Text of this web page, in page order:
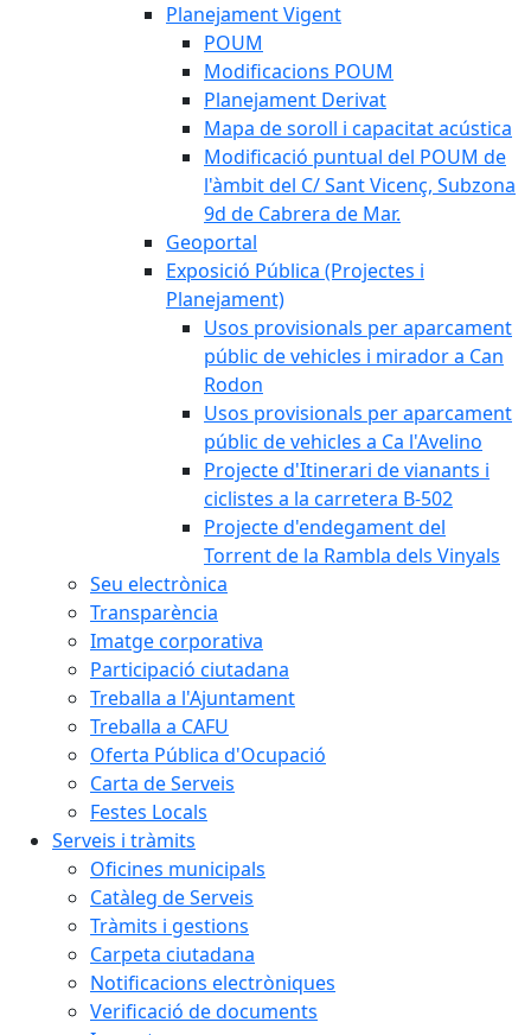
Planejament Vigent
POUM
Modificacions POUM
Planejament Derivat
Mapa de soroll i capacitat acústica
Modificació puntual del POUM de
l'àmbit del C/ Sant Vicenç, Subzona
9d de Cabrera de Mar.
Geoportal
Exposició Pública (Projectes i
Planejament)
Usos provisionals per aparcament
públic de vehicles i mirador a Can
Rodon
Usos provisionals per aparcament
públic de vehicles a Ca l'Avelino
Projecte d'Itinerari de vianants i
ciclistes a la carretera B-502
Projecte d'endegament del
Torrent de la Rambla dels Vinyals
Seu electrònica
Transparència
Imatge corporativa
Participació ciutadana
Treballa a l'Ajuntament
Treballa a CAFU
Oferta Pública d'Ocupació
Carta de Serveis
Festes Locals
Serveis i tràmits
Oficines municipals
Catàleg de Serveis
Tràmits i gestions
Carpeta ciutadana
Notificacions electròniques
Verificació de documents